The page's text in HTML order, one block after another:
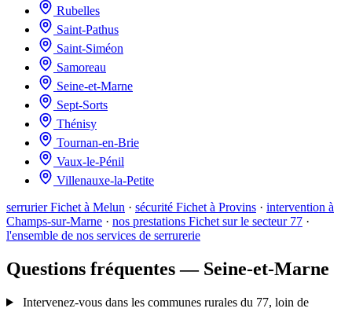
Rubelles
Saint-Pathus
Saint-Siméon
Samoreau
Seine-et-Marne
Sept-Sorts
Thénisy
Tournan-en-Brie
Vaux-le-Pénil
Villenauxe-la-Petite
serrurier Fichet à Melun · sécurité Fichet à Provins · intervention à
Champs-sur-Marne · nos prestations Fichet sur le secteur 77 ·
l'ensemble de nos services de serrurerie
Questions fréquentes — Seine-et-Marne
Intervenez-vous dans les communes rurales du 77, loin de